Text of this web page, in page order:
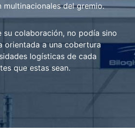
multinacionales del gremio.
su colaboración, no podía sino
orientada a una cobertura
logísticas de cada
que estas sean.